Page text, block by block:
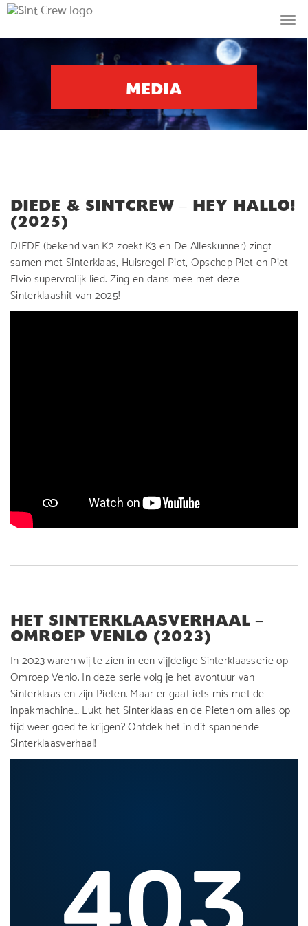
MEDIA
DIEDE & SINTCREW – HEY HALLO!
(2025)
DIEDE (bekend van K2 zoekt K3 en De Alleskunner) zingt
samen met Sinterklaas, Huisregel Piet, Opschep Piet en Piet
Elvio supervrolijk lied. Zing en dans mee met deze
Sinterklaashit van 2025!
HET SINTERKLAASVERHAAL –
OMROEP VENLO (2023)
In 2023 waren wij te zien in een vijfdelige Sinterklaasserie op
Omroep Venlo. In deze serie volg je het avontuur van
Sinterklaas en zijn Pieten. Maar er gaat iets mis met de
inpakmachine… Lukt het Sinterklaas en de Pieten om alles op
tijd weer goed te krijgen? Ontdek het in dit spannende
Sinterklaasverhaal!